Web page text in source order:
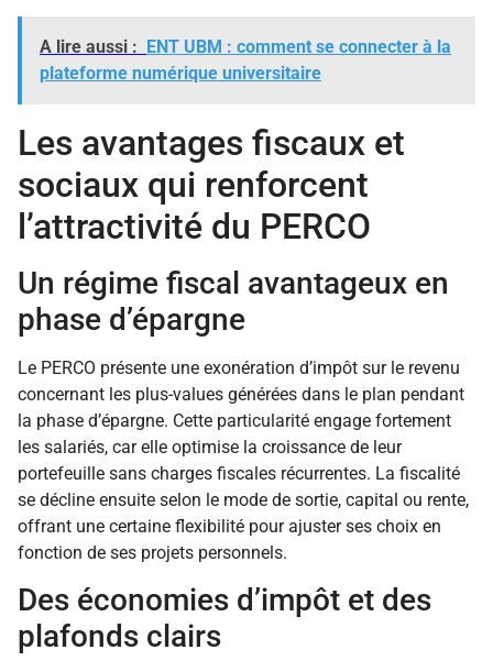
A lire aussi : ENT UBM : comment se connecter à la
plateforme numérique universitaire
Les avantages fiscaux et
sociaux qui renforcent
l’attractivité du PERCO
Un régime fiscal avantageux en
phase d’épargne
Le PERCO présente une exonération d’impôt sur le revenu
concernant les plus-values générées dans le plan pendant
la phase d’épargne. Cette particularité engage fortement
les salariés, car elle optimise la croissance de leur
portefeuille sans charges fiscales récurrentes. La fiscalité
se décline ensuite selon le mode de sortie, capital ou rente,
offrant une certaine flexibilité pour ajuster ses choix en
fonction de ses projets personnels.
Des économies d’impôt et des
plafonds clairs